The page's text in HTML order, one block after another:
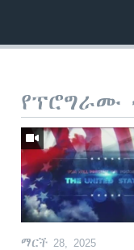
የፕሮግራሙ
ማርች 28, 2025